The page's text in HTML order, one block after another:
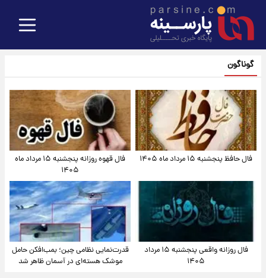
گوناگون
فال حافظ پنجشنبه ۱۵ مرداد ماه ۱۴۰۵
فال قهوه روزانه پنجشنبه ۱۵ مرداد ماه
۱۴۰۵
فال روزانه واقعی پنجشنبه ۱۵ مرداد
۱۴۰۵
قدرت‌نمایی نظامی چین؛ بمب‌افکن حامل
موشک هسته‌ای در آسمان ظاهر شد